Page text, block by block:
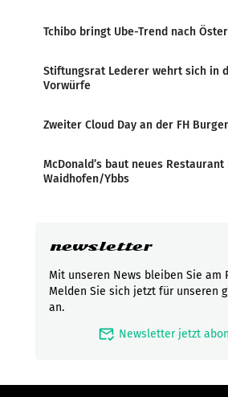
Tchibo bringt Ube-Trend nach
Stiftungsrat Lederer wehrt sich in
Vorwürfe
Zweiter Cloud Day an der FH
McDonald’s baut neues Restaurant
Waidhofen/Ybbs
newsletter
Mit unseren News bleiben Sie am
Melden Sie sich jetzt für unseren
an.
mark_email_read Newsletter jetzt